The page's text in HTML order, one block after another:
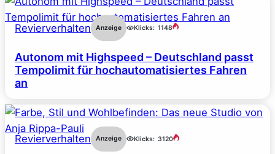
Revierverhalten Anzeige Klicks: 1148
Autonom mit Highspeed – Deutschland passt
Tempolimit für hochautomatisiertes Fahren
an
Revierverhalten Anzeige Klicks: 3120